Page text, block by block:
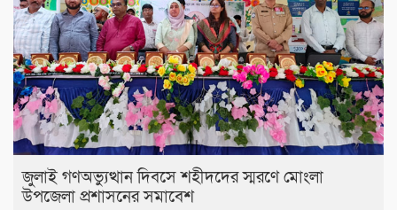
জুলাই গণঅভ্যুত্থান দিবসে শহীদদের স্মরণে মোংলা
উপজেলা প্রশাসনের সমাবেশ